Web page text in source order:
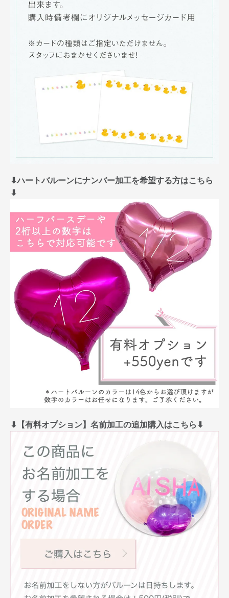
⬇︎ハートバルーンにナンバー加工を希望する方はこちら
⬇︎
⬇︎【有料オプション】名前加工の追加購入はこちら⬇︎